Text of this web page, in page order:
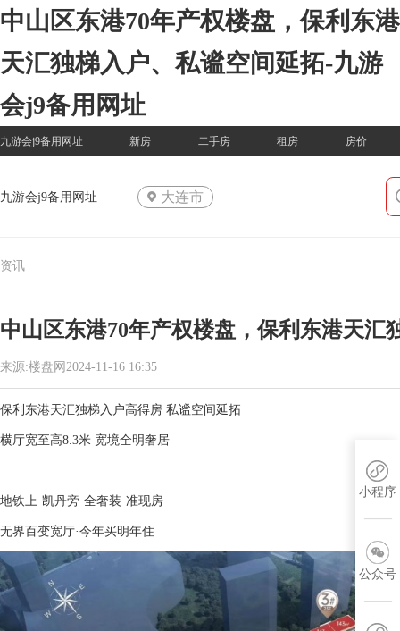
中山区东港70年产权楼盘，保利东港
天汇独梯入户、私谧空间延拓-九游
会j9备用网址
九游会j9备用网址 新房 二手房 租房 房价
九游会j9备用网址 大连市
资讯
中山区东港70年产权楼盘，保利东港天汇
来源:楼盘网2024-11-16 16:35
保利东港天汇独梯入户高得房 私谧空间延拓
横厅宽至高8.3米 宽境全明奢居
地铁上·凯丹旁·全奢装·准现房
无界百变宽厅·今年买明年住
小程序
公众号